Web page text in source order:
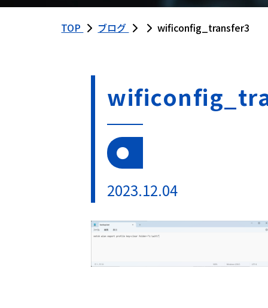
TOP ブログ wificonfig_transfer3
2023.12.04